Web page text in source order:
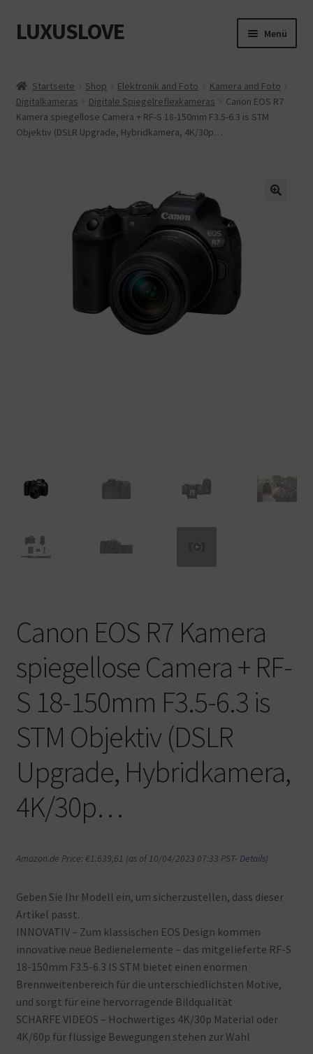
Zur
Navigation
Zum
Inhalt
LUXUSLOVE Menü
Cookie-Richtlinie (EU)
Datenschutz
Startseite Shop Elektronik and Foto
Kamera and Foto
Digitalkameras
Digitale Spiegelreflexkameras
Canon EOS R7
Kamera spiegellose Camera + RF-S 18-150mm F3.5-6.3 is STM
Objektiv (DSLR Upgrade, Hybridkamera, 4K/30p…
Canon EOS R7 Kamera
spiegellose Camera + RF-
S 18-150mm F3.5-6.3 is
STM Objektiv (DSLR
Upgrade, Hybridkamera,
4K/30p…
Amazon.de Price: €1.639,61 (as of 10/04/2023 07:33 PST- Details)
Geben Sie Ihr Modell ein, um sicherzustellen, dass dieser
Artikel passt.
INNOVATIV – Zum klassischen EOS Design kommen
innovative neue Bedienelemente – das mitgelieferte RF-S
18-150mm F3.5-6.3 IS STM bietet einen enormen
Brennweitenbereich für die unterschiedlichsten Motive,
und sorgt für eine hervorragende Bildqualität
SCHARFE VIDEOS – Hochwertiges 4K/30p Material oder
4K/60p für flüssige Bewegungen stehen zur Wahl